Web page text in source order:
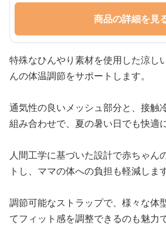
商品の詳細を見
特殊なひんやり素材を使用した涼し
んの体温調節をサポートします。
通気性の良いメッシュ部分と、接触
組み合わせで、夏の暑い日でも快適
人間工学に基づいた設計で赤ちゃん
トし、ママの体への負担も軽減します
調節可能なストラップで、様々な体
てフィット感を調整できるのも魅力で